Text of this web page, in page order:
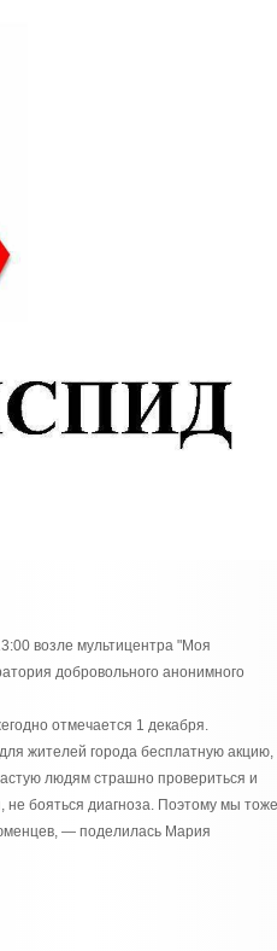
возле мультицентра "Моя
добровольного анонимного
отмечается 1 декабря.
жителей города бесплатную акцию,
людям страшно провериться и
не бояться диагноза. Поэтому мы тоже
— поделилась Мария